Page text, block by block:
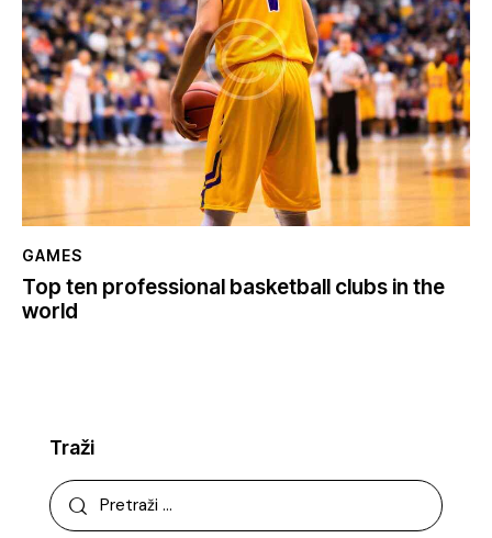
GAMES
Top ten professional basketball clubs in the
world
Traži